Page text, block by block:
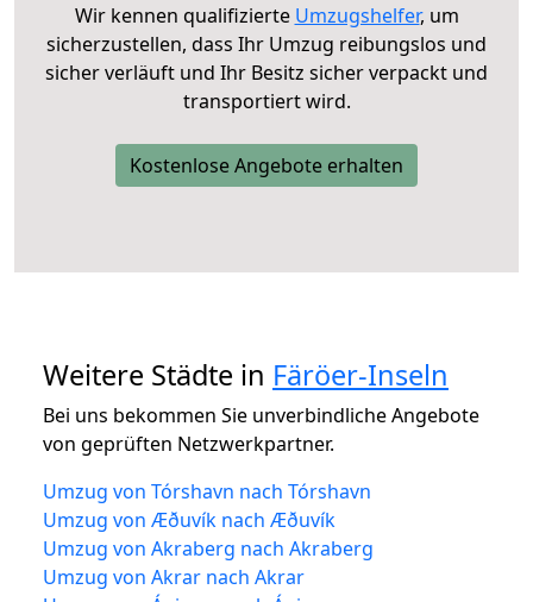
Wir kennen qualifizierte Umzugshelfer, um
sicherzustellen, dass Ihr Umzug reibungslos und
sicher verläuft und Ihr Besitz sicher verpackt und
transportiert wird.
Kostenlose Angebote erhalten
Weitere Städte in Färöer-Inseln
Bei uns bekommen Sie unverbindliche Angebote
von geprüften Netzwerkpartner.
Umzug von Tórshavn nach Tórshavn
Umzug von Æðuvík nach Æðuvík
Umzug von Akraberg nach Akraberg
Umzug von Akrar nach Akrar